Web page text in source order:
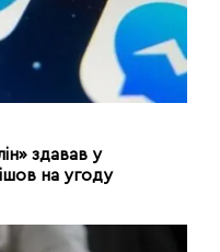
здавав у
на угоду